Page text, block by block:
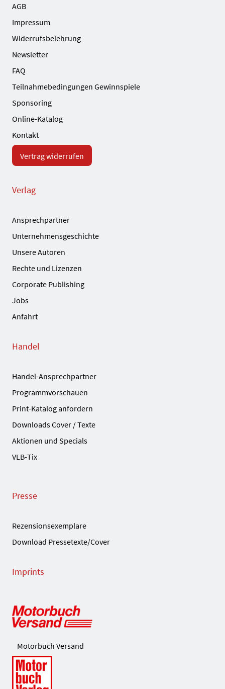
AGB
Impressum
Widerrufsbelehrung
Newsletter
FAQ
Teilnahmebedingungen Gewinnspiele
Sponsoring
Online-Katalog
Kontakt
Vertrag widerrufen
Verlag
Ansprechpartner
Unternehmensgeschichte
Unsere Autoren
Rechte und Lizenzen
Corporate Publishing
Jobs
Anfahrt
Handel
Handel-Ansprechpartner
Programmvorschauen
Print-Katalog anfordern
Downloads Cover / Texte
Aktionen und Specials
VLB-Tix
Presse
Rezensionsexemplare
Download Pressetexte/Cover
Imprints
Motorbuch Versand